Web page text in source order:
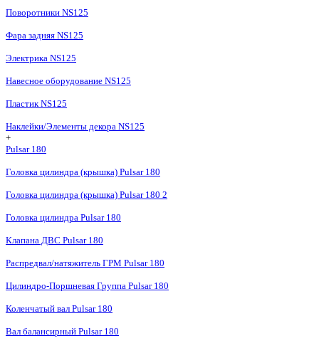
Поворотники NS125
Фара задняя NS125
Электрика NS125
Навесное оборудование NS125
Пластик NS125
Наклейки/Элементы декора NS125
+
Pulsar 180
Головка цилиндра (крышка) Pulsar 180
Головка цилиндра (крышка) Pulsar 180 2
Головка цилиндра Pulsar 180
Клапана ДВС Pulsar 180
Распредвал/натяжитель ГРМ Pulsar 180
Цилиндро-Поршневая Группа Pulsar 180
Коленчатый вал Pulsar 180
Вал балансирный Pulsar 180